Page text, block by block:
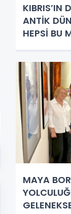
KIBRIS’IN
ANTİK
HEPSİ BU
MAYA